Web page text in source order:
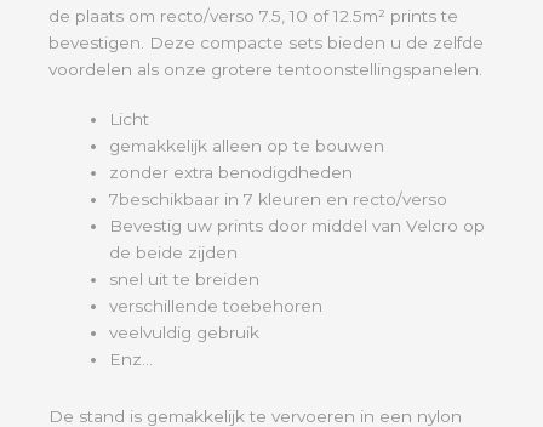
de plaats om recto/verso 7.5, 10 of 12.5m² prints te
bevestigen. Deze compacte sets bieden u de zelfde
voordelen als onze grotere tentoonstellingspanelen.
Licht
gemakkelijk alleen op te bouwen
zonder extra benodigdheden
7beschikbaar in 7 kleuren en recto/verso
Bevestig uw prints door middel van Velcro op
de beide zijden
snel uit te breiden
verschillende toebehoren
veelvuldig gebruik
Enz…
De stand is gemakkelijk te vervoeren in een nylon